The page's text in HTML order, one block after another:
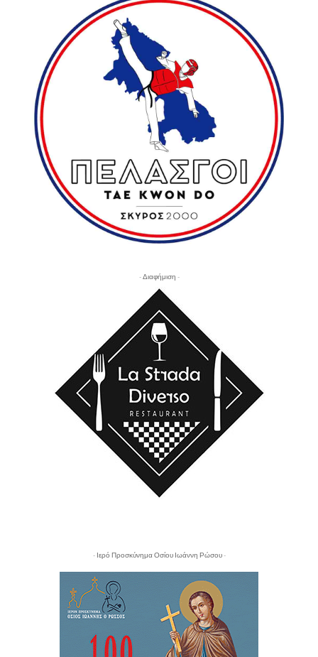
- Διαφήμιση -
- Ιερό Προσκύνημα Οσίου Ιωάννη Ρώσου -